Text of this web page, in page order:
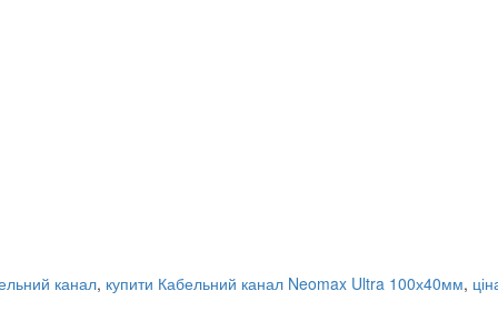
канал, купити Кабельний канал Neomax Ultra 100х40мм,